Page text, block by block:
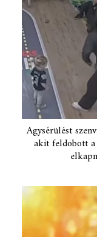
Agysérülést
akit feldobott